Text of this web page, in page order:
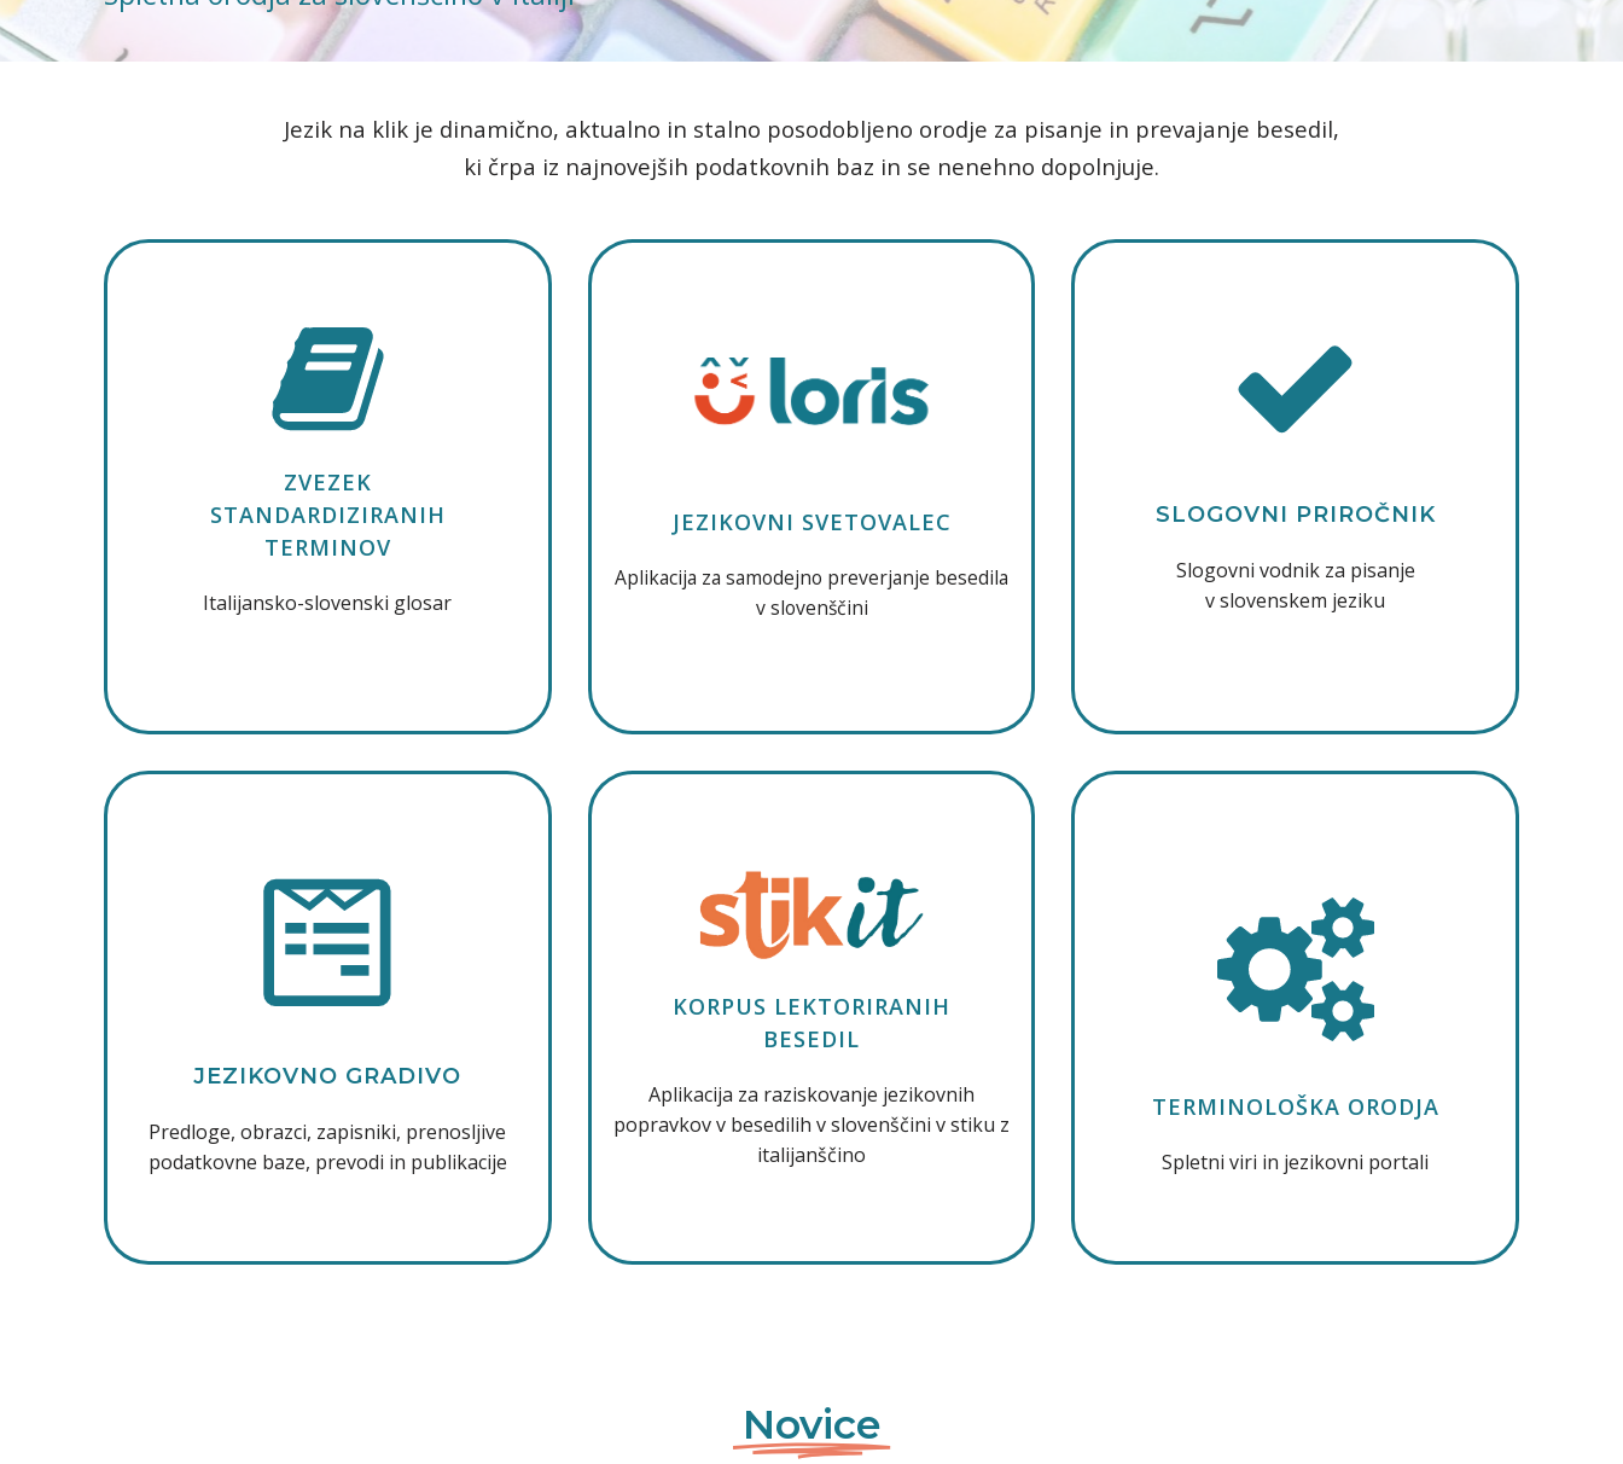
Jezik na klik je dinamično, aktualno in stalno posodobljeno orodje za pisanje in prevajanje besedil,
ki črpa iz najnovejših podatkovnih baz in se nenehno dopolnjuje.
ZVEZEK
STANDARDIZIRANIH
TERMINOV
Italijansko-slovenski glosar
JEZIKOVNI SVETOVALEC
Aplikacija za samodejno preverjanje besedila
v slovenščini
SLOGOVNI PRIROČNIK
Slogovni vodnik za pisanje
v slovenskem jeziku
JEZIKOVNO GRADIVO
Predloge, obrazci, zapisniki, prenosljive
podatkovne baze, prevodi in publikacije
KORPUS LEKTORIRANIH
BESEDIL
Aplikacija za raziskovanje jezikovnih
popravkov v besedilih v slovenščini v stiku z
italijanščino
TERMINOLOŠKA ORODJA
Spletni viri in jezikovni portali
Novice